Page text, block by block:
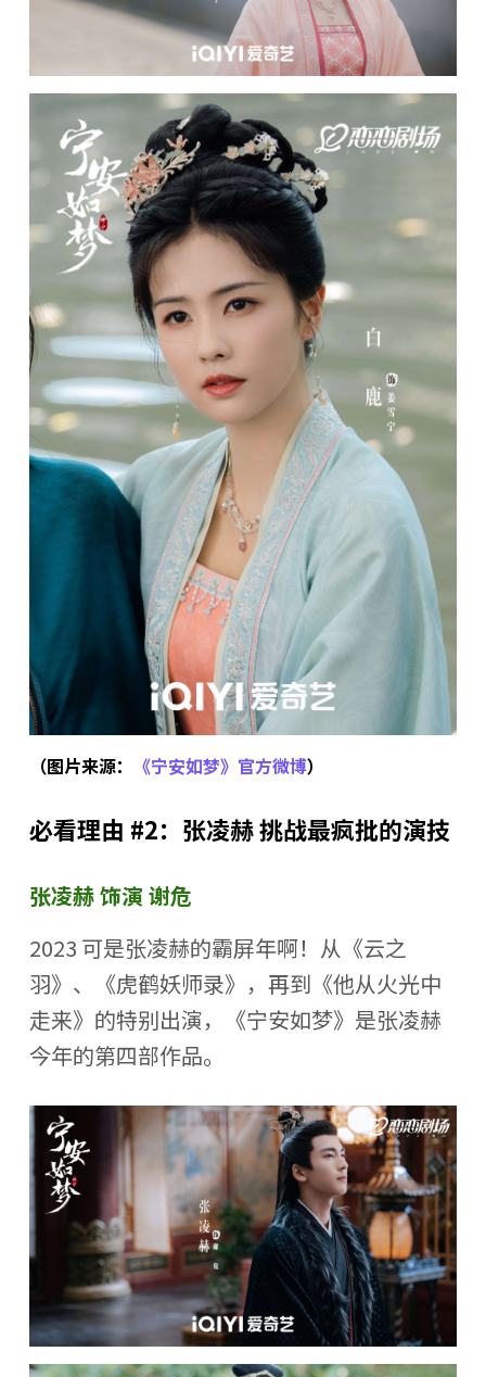
（图片来源： 《宁安如梦》官方微博）
必看理由 #2：张凌赫 挑战最疯批的演技
张凌赫 饰演 谢危
2023 可是张凌赫的霸屏年啊！从《云之
羽》、《虎鹤妖师录》，再到《他从火光中
走来》的特别出演，《宁安如梦》是张凌赫
今年的第四部作品。